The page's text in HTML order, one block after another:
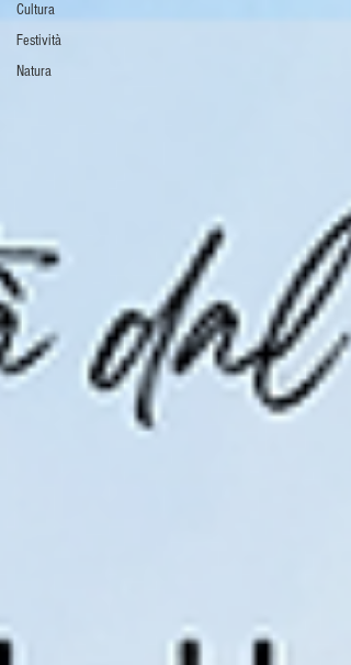
Cultura
Festività
Natura